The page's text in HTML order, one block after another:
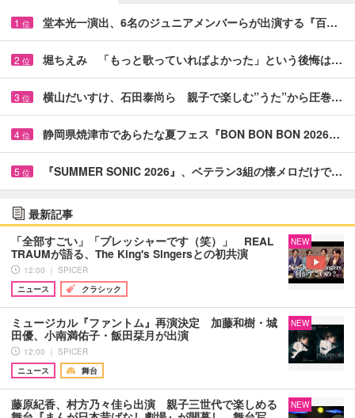
1 位 堂本光一演出、6名のジュニアメンバーらが出演する『百…
2 位 堀ちえみ 「もっと歌っていればよかった」という後悔は…
3 位 横山だいすけ、石田泰尚ら 親子で楽しむ”うた”から圧巻…
4 位 静岡県焼津市であらたな夏フェス『BON BON BON 2026…
5 位 『SUMMER SONIC 2026』、ベテラン3組の懐メロだけで…
最新記事
「全部すごい」「プレッシャーです（笑）」 REAL
TRAUMが語る、The King's Singersとの初共演
12:00 ｜ SPICER
ニュース
クラシック
NEW
ミュージカル『ファントム』再演決定 加藤和樹・城
田優、小南満佑子・飯田栞月が出演
12:00 ｜ SPICER
ニュース
舞台
NEW
藤原紀香、村方乃々佳ら出演 親子三世代で楽しめる
NEW